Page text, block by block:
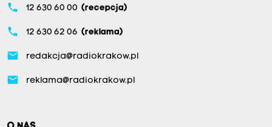
phone 12 630 60 00 (recepcja)
phone 12 630 62 06 (reklama)
email redakcja@radiokrakow.pl
email reklama@radiokrakow.pl